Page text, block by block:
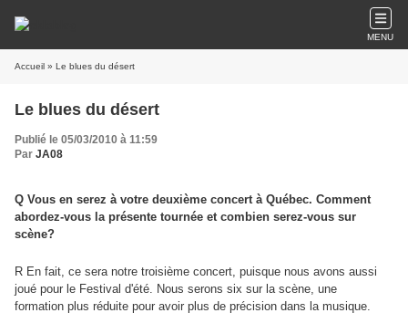
MENU
Accueil » Le blues du désert
Le blues du désert
Publié le 05/03/2010 à 11:59
Par JA08
Q Vous en serez à votre deuxième concert à Québec. Comment
abordez-vous la présente tournée et combien serez-vous sur
scène?
R En fait, ce sera notre troisième concert, puisque nous avons aussi
joué pour le Festival d'été. Nous serons six sur la scène, une
formation plus réduite pour avoir plus de précision dans la musique.